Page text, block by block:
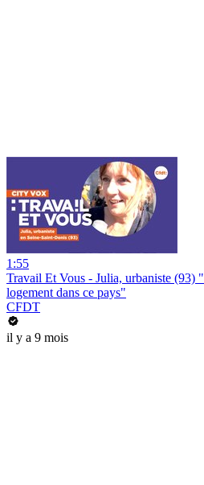
1:55
Travail Et Vous - Julia, urbaniste (93)
logement dans ce pays"
CFDT
il y a 9 mois